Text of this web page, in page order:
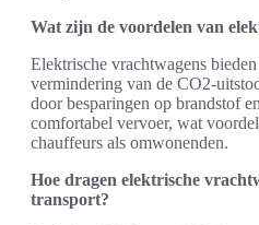
Wat zijn de voordelen van
Elektrische vrachtwagens
vermindering van de CO2-
door besparingen op brandstof
comfortabel vervoer, wat
chauffeurs als omwonenden.
Hoe dragen elektrische
transport?